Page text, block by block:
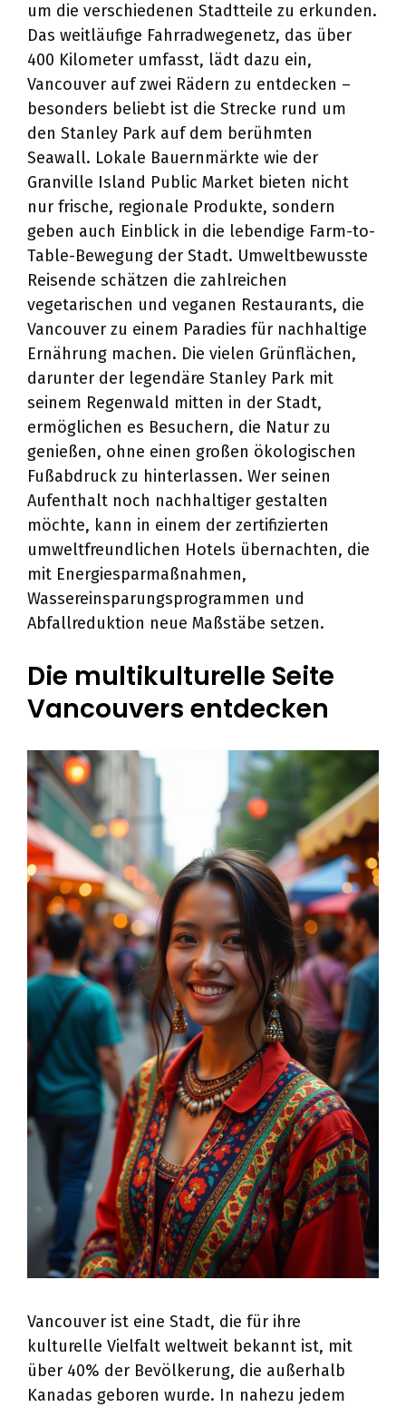
um die verschiedenen Stadtteile zu erkunden.
Das weitläufige Fahrradwegenetz, das über
400 Kilometer umfasst, lädt dazu ein,
Vancouver auf zwei Rädern zu entdecken –
besonders beliebt ist die Strecke rund um
den Stanley Park auf dem berühmten
Seawall. Lokale Bauernmärkte wie der
Granville Island Public Market bieten nicht
nur frische, regionale Produkte, sondern
geben auch Einblick in die lebendige Farm-to-
Table-Bewegung der Stadt. Umweltbewusste
Reisende schätzen die zahlreichen
vegetarischen und veganen Restaurants, die
Vancouver zu einem Paradies für nachhaltige
Ernährung machen. Die vielen Grünflächen,
darunter der legendäre Stanley Park mit
seinem Regenwald mitten in der Stadt,
ermöglichen es Besuchern, die Natur zu
genießen, ohne einen großen ökologischen
Fußabdruck zu hinterlassen. Wer seinen
Aufenthalt noch nachhaltiger gestalten
möchte, kann in einem der zertifizierten
umweltfreundlichen Hotels übernachten, die
mit Energiesparmaßnahmen,
Wassereinsparungsprogrammen und
Abfallreduktion neue Maßstäbe setzen.
Die multikulturelle Seite
Vancouvers entdecken
Vancouver ist eine Stadt, die für ihre
kulturelle Vielfalt weltweit bekannt ist, mit
über 40% der Bevölkerung, die außerhalb
Kanadas geboren wurde. In nahezu jedem